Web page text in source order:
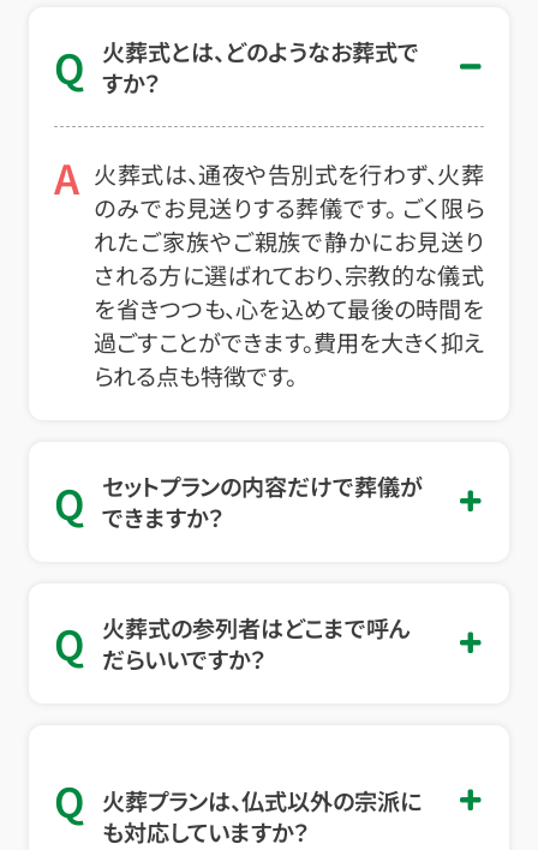
Q
火葬式とは、どのようなお葬式で
すか？
A 火葬式は、通夜や告別式を行わず、火葬
のみでお見送りする葬儀です。 ごく限ら
れたご家族やご親族で静かにお見送り
される方に選ばれており、宗教的な儀式
を省きつつも、心を込めて最後の時間を
過ごすことができます。費用を大きく抑え
られる点も特徴です。
Q
セットプランの内容だけで葬儀が
できますか？
Q
火葬式の参列者はどこまで呼ん
だらいいですか？
Q
火葬プランは、仏式以外の宗派に
も対応していますか？